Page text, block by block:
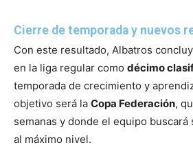
Cierre de temporada y nuevos
Con este resultado, Albatros
en la liga regular como décimo
temporada de crecimiento y
objetivo será la Copa Federación,
semanas y donde el equipo
al máximo nivel.